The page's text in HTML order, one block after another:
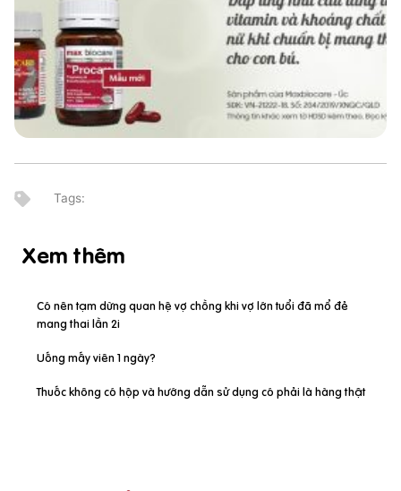
Xem thêm
Có nên tạm dừng quan hệ vợ chồng khi vợ lớn tuổi đã mổ đẻ
mang thai lần 2i
Uống mấy viên 1 ngày?
Thuốc không có hộp và hướng dẫn sử dụng có phải là hàng thật